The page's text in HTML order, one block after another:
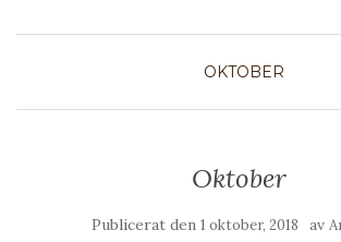
OKTOBER
Oktober
Publicerat den 1 oktober, 2018 av